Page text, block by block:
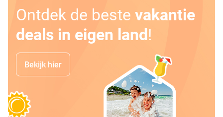
Ontdek de beste vakantie
deals in eigen land!
Bekijk hier